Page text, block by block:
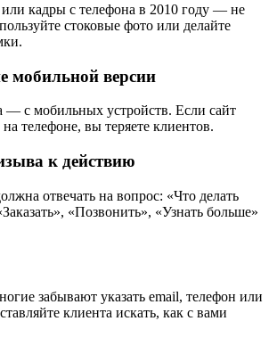
кадры с телефона в 2010 году — не
стоковые фото или делайте
мобильной версии
— с мобильных устройств. Если сайт
телефоне, вы теряете клиентов.
к действию
отвечать на вопрос: «Что делать
«Позвонить», «Узнать больше»
забывают указать email, телефон или
клиента искать, как с вами